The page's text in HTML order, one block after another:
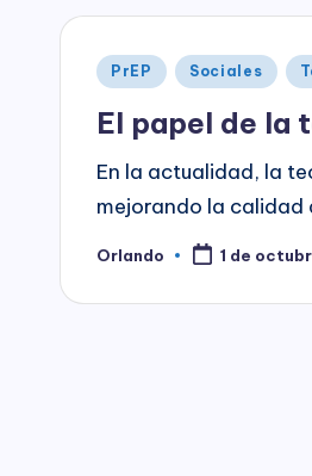
Publicado
PrEP Sociales
El papel de la
En la actualidad, la
mejorando la calidad
Publicado
Orlando 1 de